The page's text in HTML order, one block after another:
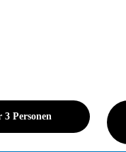
3 Personen